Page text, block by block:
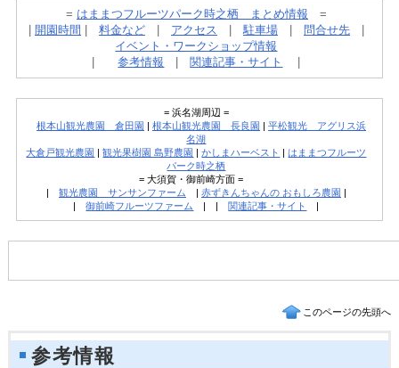
= はままつフルーツパーク時之栖 まとめ情報 =
開園時間 料金など| アクセス |駐車場| 問合せ先|
イベント・ワークショップ情報
|参考情報 関連記事・サイト
= 浜名湖周辺 =
根本山観光農園 倉田園
根本山観光農園 長良園
平松観光 アグリス浜
名湖
大倉戸観光農園
|観光果樹園 島野農園 |かしまハーベスト |はままつフルーツ
パーク時之栖
= 大須賀・御前崎方面 =
観光農園 サンサンファーム 赤ずきんちゃんの おもしろ農園
|御前崎フルーツファーム 関連記事・サイト
このページの先頭へ
参考情報